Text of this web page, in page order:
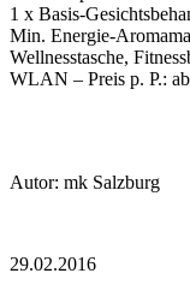
1 x Basis-
Min. Energie-
Wellnesstasche,
WLAN – Preis p. P.:
Autor: mk Salzburg
29.02.2016